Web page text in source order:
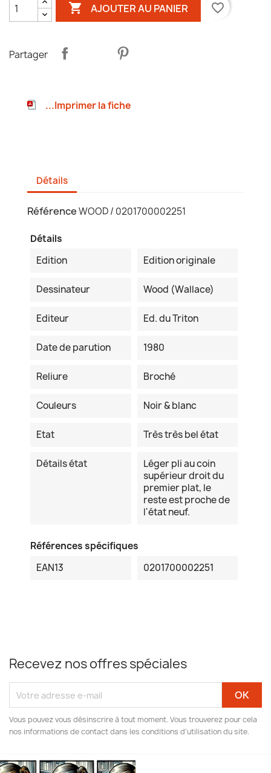
 AJOUTER AU PANIER favorite_border
Partager
...Imprimer la fiche
Détails
RéférenceWOOD / 0201700002251
Détails
Edition
Edition originale
Dessinateur Wood (Wallace)
Editeur Ed. du Triton
Date de parution 1980
Reliure Broché
Couleurs Noir & blanc
Etat Très très bel état
Détails état
Léger pli au coin
supérieur droit du
premier plat, le
reste est proche de
l'état neuf.
Références spécifiques
EAN13
0201700002251
Recevez nos offres spéciales
Vous pouvez vous désinscrire à tout moment. Vous trouverez pour cela
nos informations de contact dans les conditions d'utilisation du site.